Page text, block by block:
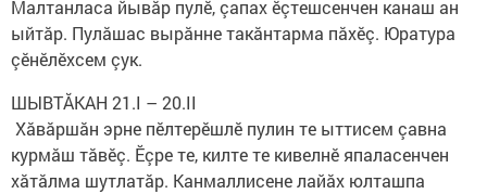
Малтанласа йывăр пулӗ, çапах ӗçтешсенчен канаш ан
ыйтăр. Пулăшас вырăнне такăнтарма пăхӗç. Юратура
çӗнӗлӗхсем çук.
ШЫВТĂКАН 21.I – 20.II
Хăвăршăн эрне пӗлтерӗшлӗ пулин те ыттисем çавна
курмăш тăвӗç. Ӗçре те, килте те кивелнӗ япаласенчен
хăтăлма шутлатăр. Канмаллисене лайăх юлташпа